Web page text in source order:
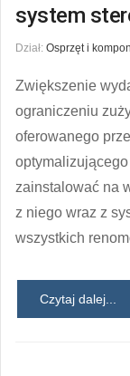
system
Dział: Osprzęt i
Zwiększenie
ograniczeniu
oferowanego
optymalizującego
zainstalować na
z niego wraz z
wszystkich
Czytaj dalej...